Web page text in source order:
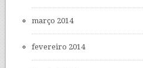
março 2014
fevereiro 2014